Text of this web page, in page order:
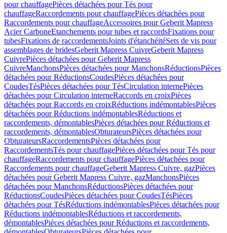
pour chauffagePièces détachées pour Tés pour
chauffageRaccordements pour chauffagePièces détachées pour
Raccordements pour chauffageAccessoires pour Geberit Mapress
Acier CarboneEtanchements pour tubes et raccordsFixations pour
tubesFixations de raccordementsJoints d'étanchéitéSets de vis pour
assemblages de bridesGeberit Mapress CuivreGeberit Mapress
CuivrePièces détachées pour Geberit Mapress
CuivreManchonsPièces détachées pour ManchonsRéductionsPièces
détachées pour RéductionsCoudesPièces détachées pour
CoudesTésPièces détachées pour TésCirculation internePièces
détachées pour Circulation interneRaccords en croixPièces
détachées pour Raccords en croixRéductions indémontablesPièces
détachées pour Réductions indémontablesRéductions et
raccordements, démontablesPièces détachées pour Réductions et
raccordements, démontablesObturateursPièces détachées pour
ObturateursRaccordementsPièces détachées pour
RaccordementsTés pour chauffagePièces détachées pour Tés pour
chauffageRaccordements pour chauffagePièces détachées pour
Raccordements pour chauffageGeberit Mapress Cuivre, gazPièces
détachées pour Geberit Mapress Cuivre, gazManchonsPièces
détachées pour ManchonsRéductionsPièces détachées pour
RéductionsCoudesPièces détachées pour CoudesTésPièces
détachées pour TésRéductions indémontablesPièces détachées pour
Réductions indémontablesRéductions et raccordements,
démontablesPièces détachées pour Réductions et raccordements,